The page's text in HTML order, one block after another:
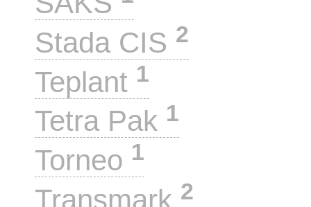
Stada CIS 2
Teplant 1
Tetra Pak 1
Torneo 1
Transmark 2